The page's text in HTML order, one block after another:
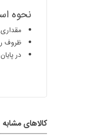
نحوه
ظروف
در
کالاهای مشابه